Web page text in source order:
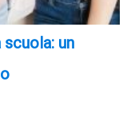
un